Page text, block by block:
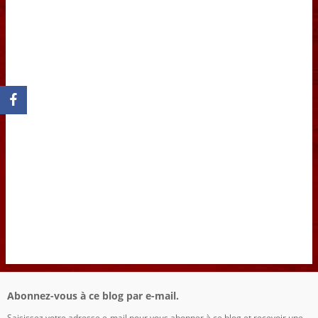
Abonnez-vous à ce blog par e-mail.